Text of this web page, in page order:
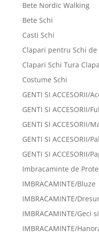
Bete Nordic Walking
Bete Schi
Casti Schi
Clapari pentru Schi
Clapari Schi Tura
Costume Schi
GENTI SI ACCESORII/
GENTI SI ACCESORII/
GENTI SI ACCESORII/
GENTI SI ACCESORII/
GENTI SI ACCESORII/
Imbracaminte de
IMBRACAMINTE/Bluze
IMBRACAMINTE/
IMBRACAMINTE/Geci
IMBRACAMINTE/